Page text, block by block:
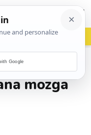
vrh! woot?!
mozga
Google